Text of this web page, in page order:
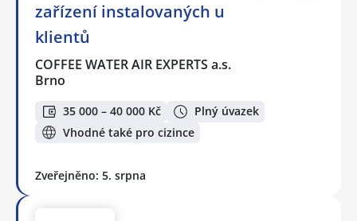
zařízení instalovaných u
klientů
COFFEE WATER AIR EXPERTS a.s.
Brno
35 000 – 40 000 Kč
Plný úvazek
Vhodné také pro cizince
Zveřejněno: 5. srpna